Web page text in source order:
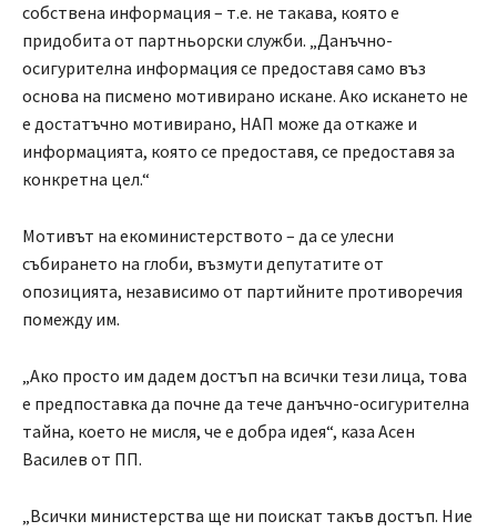
собствена информация – т.е. не такава, която е
придобита от партньорски служби. „Данъчно-
осигурителна информация се предоставя само въз
основа на писмено мотивирано искане. Ако искането не
е достатъчно мотивирано, НАП може да откаже и
информацията, която се предоставя, се предоставя за
конкретна цел.“
Мотивът на екоминистерството – да се улесни
събирането на глоби, възмути депутатите от
опозицията, независимо от партийните противоречия
помежду им.
„Ако просто им дадем достъп на всички тези лица, това
е предпоставка да почне да тече данъчно-осигурителна
тайна, което не мисля, че е добра идея“, каза Асен
Василев от ПП.
„Всички министерства ще ни поискат такъв достъп. Ние